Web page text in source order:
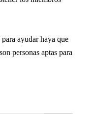
ayudar haya que
personas aptas para